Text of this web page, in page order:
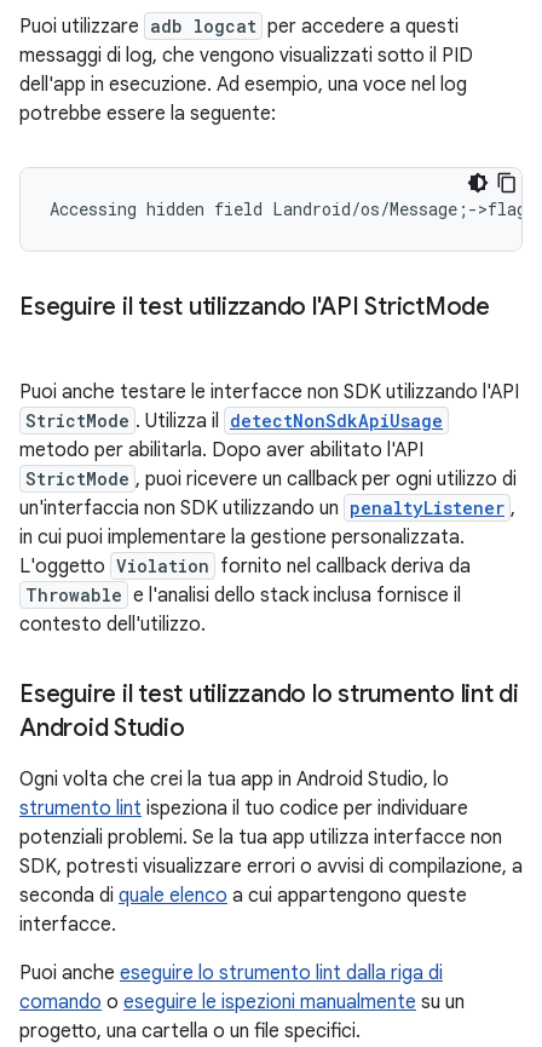
Puoi utilizzare adb logcat per accedere a questi
messaggi di log, che vengono visualizzati sotto il PID
dell'app in esecuzione. Ad esempio, una voce nel log
potrebbe essere la seguente:
Eseguire il test utilizzando l'API StrictMode
Puoi anche testare le interfacce non SDK utilizzando l'API
StrictMode . Utilizza il detectNonSdkApiUsage
metodo per abilitarla. Dopo aver abilitato l'API
StrictMode , puoi ricevere un callback per ogni utilizzo di
un'interfaccia non SDK utilizzando un penaltyListener ,
in cui puoi implementare la gestione personalizzata.
L'oggetto Violation fornito nel callback deriva da
Throwable e l'analisi dello stack inclusa fornisce il
contesto dell'utilizzo.
Eseguire il test utilizzando lo strumento lint di
Android Studio
Ogni volta che crei la tua app in Android Studio, lo
strumento lint ispeziona il tuo codice per individuare
potenziali problemi. Se la tua app utilizza interfacce non
SDK, potresti visualizzare errori o avvisi di compilazione, a
seconda di quale elenco a cui appartengono queste
interfacce.
Puoi anche eseguire lo strumento lint dalla riga di
comando o eseguire le ispezioni manualmente su un
progetto, una cartella o un file specifici.